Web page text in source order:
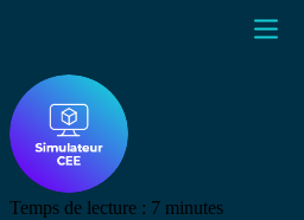
Temps de lecture : 7 minutes